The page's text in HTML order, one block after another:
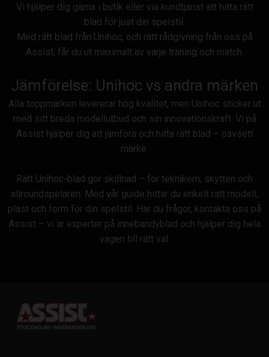
Vi hjälper dig gärna i butik eller via kundtjänst att hitta rätt
blad för just din spelstil.
Med rätt blad från Unihoc, och rätt rådgivning från oss på
Assist, får du ut maximalt av varje träning och match.
Jämförelse: Unihoc vs andra märken
Alla toppmärken levererar hög kvalitet, men Unihoc sticker ut
med sitt breda modellutbud och sin innovationskraft. Vi på
Assist hjälper dig att jämföra och hitta rätt blad – oavsett
märke.
Rätt Unihoc-blad gör skillnad – för teknikern, skytten och
allroundspelaren. Med vår guide hittar du enkelt rätt modell,
plast och form för din spelstil. Har du frågor, kontakta oss på
Assist – vi är experter på innebandyblad och hjälper dig hela
vägen till rätt val.